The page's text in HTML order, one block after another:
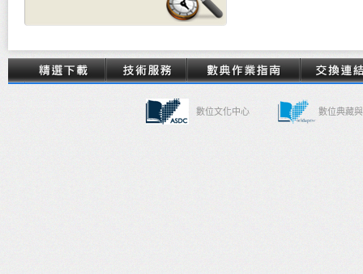
數位文化中心 數位典藏